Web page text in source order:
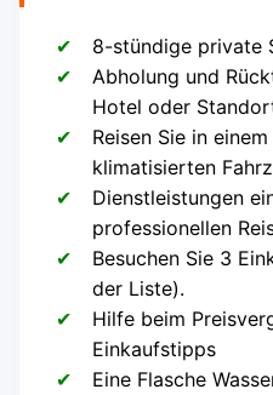
8-stündige private
Abholung und
Hotel oder
Reisen Sie in
klimatisierten
Dienstleistungen
professionellen
Besuchen Sie 3
der Liste).
Hilfe beim
Einkaufstipps
Eine Flasche